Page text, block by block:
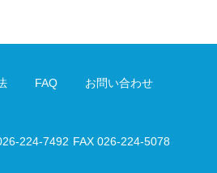
FAQ お問い合わせ
224-7492 FAX 026-224-5078